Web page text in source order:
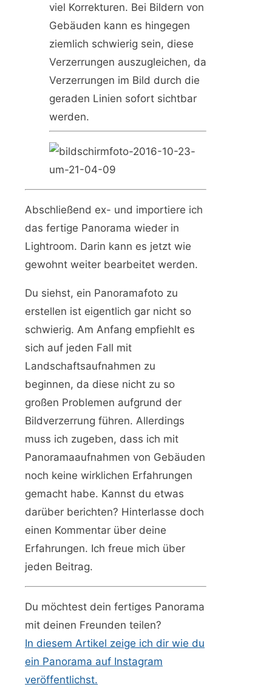
viel Korrekturen. Bei Bildern von
Gebäuden kann es hingegen
ziemlich schwierig sein, diese
Verzerrungen auszugleichen, da
Verzerrungen im Bild durch die
geraden Linien sofort sichtbar
werden.
Abschließend ex- und importiere ich
das fertige Panorama wieder in
Lightroom. Darin kann es jetzt wie
gewohnt weiter bearbeitet werden.
Du siehst, ein Panoramafoto zu
erstellen ist eigentlich gar nicht so
schwierig. Am Anfang empfiehlt es
sich auf jeden Fall mit
Landschaftsaufnahmen zu
beginnen, da diese nicht zu so
großen Problemen aufgrund der
Bildverzerrung führen. Allerdings
muss ich zugeben, dass ich mit
Panoramaaufnahmen von Gebäuden
noch keine wirklichen Erfahrungen
gemacht habe. Kannst du etwas
darüber berichten? Hinterlasse doch
einen Kommentar über deine
Erfahrungen. Ich freue mich über
jeden Beitrag.
Du möchtest dein fertiges Panorama
mit deinen Freunden teilen?
In diesem Artikel zeige ich dir wie du
ein Panorama auf Instagram
veröffentlichst.